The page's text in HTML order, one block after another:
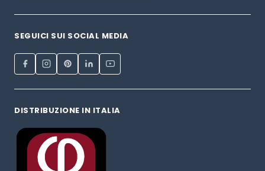
SEGUICI SUI SOCIAL MEDIA
DISTRIBUZIONE IN ITALIA